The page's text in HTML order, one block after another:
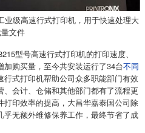
业级高速行式打印机，用于快速处理大
文件
型号高速行式打印机的打印速度、
购买量，至今共安装运行了34台不同
行式打印机帮助公司众多职能部门有效
会计、仓储和其他部门都有了流程更
印效率的提高，大昌华嘉泰国公司除
无额外维修保养工作，最终节省了成